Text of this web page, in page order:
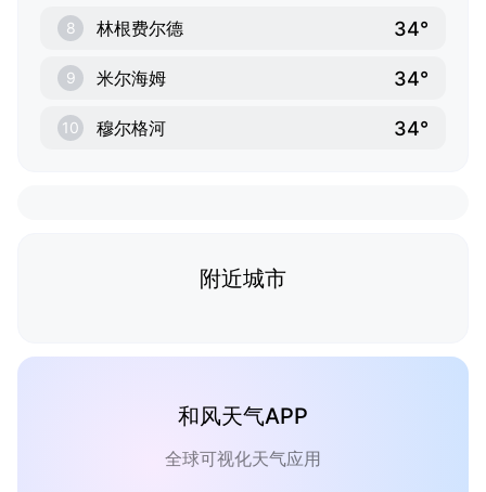
8 林根费尔德 34°
9 米尔海姆 34°
10 穆尔格河 34°
附近城市
和风天气APP
全球可视化天气应用